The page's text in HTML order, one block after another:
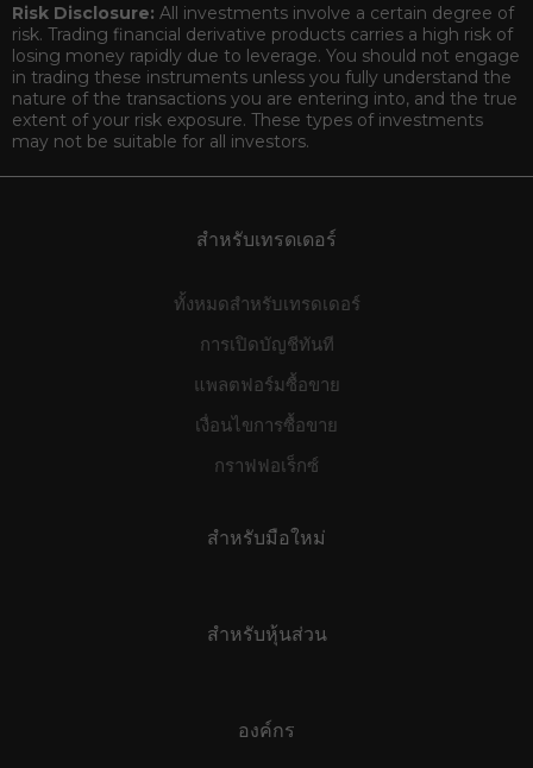
Risk Disclosure: All investments involve a certain degree of
risk. Trading financial derivative products carries a high risk of
losing money rapidly due to leverage. You should not engage
in trading these instruments unless you fully understand the
nature of the transactions you are entering into, and the true
extent of your risk exposure. These types of investments
may not be suitable for all investors.
สำหรับเทรดเดอร์
ทั้งหมดสำหรับเทรดเดอร์
การเปิดบัญชีทันที
แพลตฟอร์มซื้อขาย
เงื่อนไขการซื้อขาย
กราฟฟอเร็กซ์
สำหรับมือใหม่
สำหรับหุ้นส่วน
องค์กร